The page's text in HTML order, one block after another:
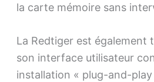
la carte mémoire sans
La Redtiger est également
son interface utilisateur
installation « plug-and-